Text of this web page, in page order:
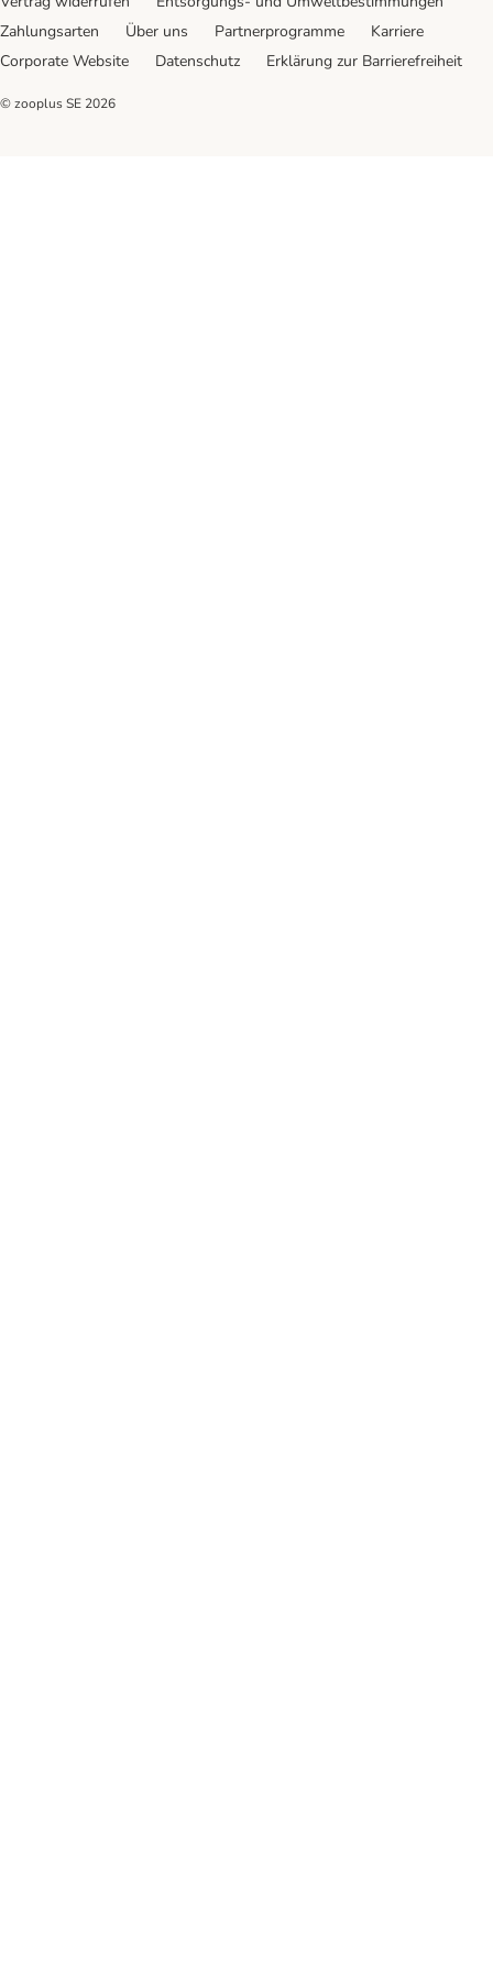
Zahlungsarten
Über uns Partnerprogramme
Karriere
Corporate Website
Datenschutz Erklärung zur Barrierefreiheit
© zooplus SE 2026